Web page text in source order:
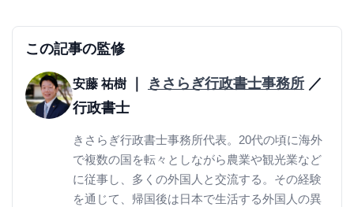
この記事の監修
安藤 祐樹 きさらぎ行政書士事務所 ／
行政書士
きさらぎ行政書士事務所代表。20代の頃に海外
で複数の国を転々としながら農業や観光業など
に従事し、多くの外国人と交流する。その経験
を通じて、帰国後は日本で生活する外国人の異